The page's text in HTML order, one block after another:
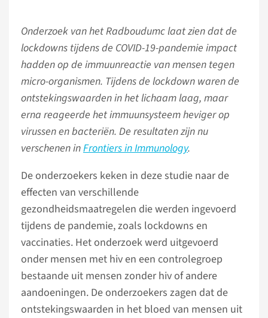
Onderzoek van het Radboudumc laat zien dat de
lockdowns tijdens de COVID-19-pandemie impact
hadden op de immuunreactie van mensen tegen
micro-organismen. Tijdens de lockdown waren de
ontstekingswaarden in het lichaam laag, maar
erna reageerde het immuunsysteem heviger op
virussen en bacteriën. De resultaten zijn nu
verschenen inFrontiers in Immunology.
De onderzoekers keken in deze studie naar de
effecten van verschillende
gezondheidsmaatregelen die werden ingevoerd
tijdens de pandemie, zoals lockdowns en
vaccinaties. Het onderzoek werd uitgevoerd
onder mensen met hiv en een controlegroep
bestaande uit mensen zonder hiv of andere
aandoeningen. De onderzoekers zagen dat de
ontstekingswaarden in het bloed van mensen uit